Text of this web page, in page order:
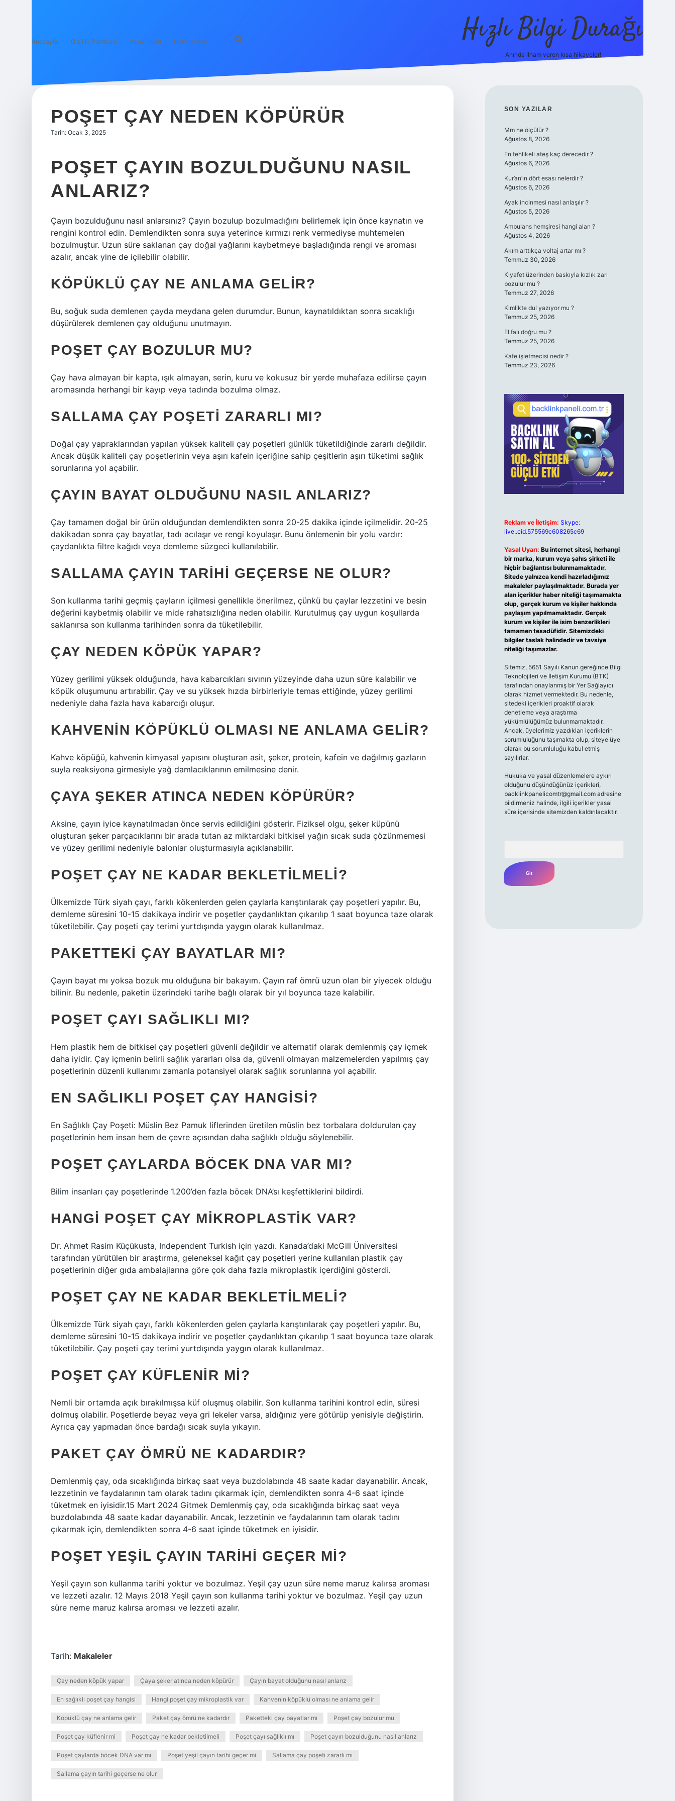
Anasayfa Gizlilik Politikası Yasal Uyarı Hakkımızda Hızlı Bilgi Durağı
Anında ilham veren kısa hikayeler!
POŞET ÇAY NEDEN KÖPÜRÜR
Tarih: Ocak 3, 2025
POŞET ÇAYIN BOZULDUĞUNU NASIL
ANLARIZ?
Çayın bozulduğunu nasıl anlarsınız? Çayın bozulup bozulmadığını belirlemek için önce kaynatın ve
rengini kontrol edin. Demlendikten sonra suya yeterince kırmızı renk vermediyse muhtemelen
bozulmuştur. Uzun süre saklanan çay doğal yağlarını kaybetmeye başladığında rengi ve aroması
azalır, ancak yine de içilebilir olabilir.
KÖPÜKLÜ ÇAY NE ANLAMA GELIR?
Bu, soğuk suda demlenen çayda meydana gelen durumdur. Bunun, kaynatıldıktan sonra sıcaklığı
düşürülerek demlenen çay olduğunu unutmayın.
POŞET ÇAY BOZULUR MU?
Çay hava almayan bir kapta, ışık almayan, serin, kuru ve kokusuz bir yerde muhafaza edilirse çayın
aromasında herhangi bir kayıp veya tadında bozulma olmaz.
SALLAMA ÇAY POŞETI ZARARLI MI?
Doğal çay yapraklarından yapılan yüksek kaliteli çay poşetleri günlük tüketildiğinde zararlı değildir.
Ancak düşük kaliteli çay poşetlerinin veya aşırı kafein içeriğine sahip çeşitlerin aşırı tüketimi sağlık
sorunlarına yol açabilir.
ÇAYIN BAYAT OLDUĞUNU NASIL ANLARIZ?
Çay tamamen doğal bir ürün olduğundan demlendikten sonra 20-25 dakika içinde içilmelidir. 20-25
dakikadan sonra çay bayatlar, tadı acılaşır ve rengi koyulaşır. Bunu önlemenin bir yolu vardır:
çaydanlıkta filtre kağıdı veya demleme süzgeci kullanılabilir.
SALLAMA ÇAYIN TARIHI GEÇERSE NE OLUR?
Son kullanma tarihi geçmiş çayların içilmesi genellikle önerilmez, çünkü bu çaylar lezzetini ve besin
değerini kaybetmiş olabilir ve mide rahatsızlığına neden olabilir. Kurutulmuş çay uygun koşullarda
saklanırsa son kullanma tarihinden sonra da tüketilebilir.
ÇAY NEDEN KÖPÜK YAPAR?
Yüzey gerilimi yüksek olduğunda, hava kabarcıkları sıvının yüzeyinde daha uzun süre kalabilir ve
köpük oluşumunu artırabilir. Çay ve su yüksek hızda birbirleriyle temas ettiğinde, yüzey gerilimi
nedeniyle daha fazla hava kabarcığı oluşur.
KAHVENIN KÖPÜKLÜ OLMASI NE ANLAMA GELIR?
Kahve köpüğü, kahvenin kimyasal yapısını oluşturan asit, şeker, protein, kafein ve dağılmış gazların
suyla reaksiyona girmesiyle yağ damlacıklarının emilmesine denir.
ÇAYA ŞEKER ATINCA NEDEN KÖPÜRÜR?
Aksine, çayın iyice kaynatılmadan önce servis edildiğini gösterir. Fiziksel olgu, şeker küpünü
oluşturan şeker parçacıklarını bir arada tutan az miktardaki bitkisel yağın sıcak suda çözünmemesi
ve yüzey gerilimi nedeniyle balonlar oluşturmasıyla açıklanabilir.
POŞET ÇAY NE KADAR BEKLETILMELI?
Ülkemizde Türk siyah çayı, farklı kökenlerden gelen çaylarla karıştırılarak çay poşetleri yapılır. Bu,
demleme süresini 10-15 dakikaya indirir ve poşetler çaydanlıktan çıkarılıp 1 saat boyunca taze olarak
tüketilebilir. Çay poşeti çay terimi yurtdışında yaygın olarak kullanılmaz.
PAKETTEKI ÇAY BAYATLAR MI?
Çayın bayat mı yoksa bozuk mu olduğuna bir bakayım. Çayın raf ömrü uzun olan bir yiyecek olduğu
bilinir. Bu nedenle, paketin üzerindeki tarihe bağlı olarak bir yıl boyunca taze kalabilir.
POŞET ÇAYI SAĞLIKLI MI?
Hem plastik hem de bitkisel çay poşetleri güvenli değildir ve alternatif olarak demlenmiş çay içmek
daha iyidir. Çay içmenin belirli sağlık yararları olsa da, güvenli olmayan malzemelerden yapılmış çay
poşetlerinin düzenli kullanımı zamanla potansiyel olarak sağlık sorunlarına yol açabilir.
EN SAĞLIKLI POŞET ÇAY HANGISI?
En Sağlıklı Çay Poşeti: Müslin Bez Pamuk liflerinden üretilen müslin bez torbalara doldurulan çay
poşetlerinin hem insan hem de çevre açısından daha sağlıklı olduğu söylenebilir.
POŞET ÇAYLARDA BÖCEK DNA VAR MI?
Bilim insanları çay poşetlerinde 1.200’den fazla böcek DNA’sı keşfettiklerini bildirdi.
HANGI POŞET ÇAY MIKROPLASTIK VAR?
Dr. Ahmet Rasim Küçükusta, Independent Turkish için yazdı. Kanada’daki McGill Üniversitesi
tarafından yürütülen bir araştırma, geleneksel kağıt çay poşetleri yerine kullanılan plastik çay
poşetlerinin diğer gıda ambalajlarına göre çok daha fazla mikroplastik içerdiğini gösterdi.
POŞET ÇAY NE KADAR BEKLETILMELI?
Ülkemizde Türk siyah çayı, farklı kökenlerden gelen çaylarla karıştırılarak çay poşetleri yapılır. Bu,
demleme süresini 10-15 dakikaya indirir ve poşetler çaydanlıktan çıkarılıp 1 saat boyunca taze olarak
tüketilebilir. Çay poşeti çay terimi yurtdışında yaygın olarak kullanılmaz.
POŞET ÇAY KÜFLENIR MI?
Nemli bir ortamda açık bırakılmışsa küf oluşmuş olabilir. Son kullanma tarihini kontrol edin, süresi
dolmuş olabilir. Poşetlerde beyaz veya gri lekeler varsa, aldığınız yere götürüp yenisiyle değiştirin.
Ayrıca çay yapmadan önce bardağı sıcak suyla yıkayın.
PAKET ÇAY ÖMRÜ NE KADARDIR?
Demlenmiş çay, oda sıcaklığında birkaç saat veya buzdolabında 48 saate kadar dayanabilir. Ancak,
lezzetinin ve faydalarının tam olarak tadını çıkarmak için, demlendikten sonra 4-6 saat içinde
tüketmek en iyisidir.15 Mart 2024 Gitmek Demlenmiş çay, oda sıcaklığında birkaç saat veya
buzdolabında 48 saate kadar dayanabilir. Ancak, lezzetinin ve faydalarının tam olarak tadını
çıkarmak için, demlendikten sonra 4-6 saat içinde tüketmek en iyisidir.
POŞET YEŞIL ÇAYIN TARIHI GEÇER MI?
Yeşil çayın son kullanma tarihi yoktur ve bozulmaz. Yeşil çay uzun süre neme maruz kalırsa aroması
ve lezzeti azalır. 12 Mayıs 2018 Yeşil çayın son kullanma tarihi yoktur ve bozulmaz. Yeşil çay uzun
süre neme maruz kalırsa aroması ve lezzeti azalır.
Tarih: Makaleler
Çay neden köpük yapar Çaya şeker atınca neden köpürür Çayın bayat olduğunu nasıl anlarız
En sağlıklı poşet çay hangisi Hangi poşet çay mikroplastik var Kahvenin köpüklü olması ne anlama gelir
Köpüklü çay ne anlama gelir Paket çay ömrü ne kadardır Paketteki çay bayatlar mı Poşet çay bozulur mu
Poşet çay küflenir mi Poşet çay ne kadar bekletilmeli Poşet çayı sağlıklı mı Poşet çayın bozulduğunu nasıl anlarız
Poşet çaylarda böcek DNA var mı Poşet yeşil çayın tarihi geçer mi Sallama çay poşeti zararlı mı
Sallama çayın tarihi geçerse ne olur
SIDEBAR
SON YAZILAR
Mm ne ölçülür ?
Ağustos 8, 2026
En tehlikeli ateş kaç derecedir ?
Ağustos 6, 2026
Kur’an’ın dört esası nelerdir ?
Ağustos 6, 2026
Ayak incinmesi nasıl anlaşılır ?
Ağustos 5, 2026
Ambulans hemşiresi hangi alan ?
Ağustos 4, 2026
Akım arttıkça voltaj artar mı ?
Temmuz 30, 2026
Kıyafet üzerinden baskıyla kızlık zarı
bozulur mu ?
Temmuz 27, 2026
Kimlikte dul yazıyor mu ?
Temmuz 25, 2026
El falı doğru mu ?
Temmuz 25, 2026
Kafe işletmecisi nedir ?
Temmuz 23, 2026
Reklam ve İletişim: Skype:
live:.cid.575569c608265c69
Yasal Uyarı: Bu internet sitesi, herhangi
bir marka, kurum veya şahıs şirketi ile
hiçbir bağlantısı bulunmamaktadır.
Sitede yalnızca kendi hazırladığımız
makaleler paylaşılmaktadır. Burada yer
alan içerikler haber niteliği taşımamakta
olup, gerçek kurum ve kişiler hakkında
paylaşım yapılmamaktadır. Gerçek
kurum ve kişiler ile isim benzerlikleri
tamamen tesadüfidir. Sitemizdeki
bilgiler taslak halindedir ve tavsiye
niteliği taşımazlar.
Sitemiz, 5651 Sayılı Kanun gereğince Bilgi
Teknolojileri ve İletişim Kurumu (BTK)
tarafından onaylanmış bir Yer Sağlayıcı
olarak hizmet vermektedir. Bu nedenle,
sitedeki içerikleri proaktif olarak
denetleme veya araştırma
yükümlülüğümüz bulunmamaktadır.
Ancak, üyelerimiz yazdıkları içeriklerin
sorumluluğunu taşımakta olup, siteye üye
olarak bu sorumluluğu kabul etmiş
sayılırlar.
Hukuka ve yasal düzenlemelere aykırı
olduğunu düşündüğünüz içerikleri,
backlinkpanelicomtr@gmail.comadresine
bildirmeniz halinde, ilgili içerikler yasal
süre içerisinde sitemizden kaldırılacaktır.